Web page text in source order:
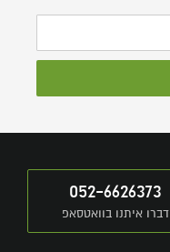
052-6626373
דברו איתנו בוואטסאפ